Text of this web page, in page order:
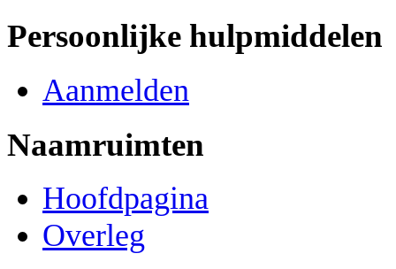
Persoonlijke hulpmiddelen
Aanmelden
Naamruimten
Hoofdpagina
Overleg